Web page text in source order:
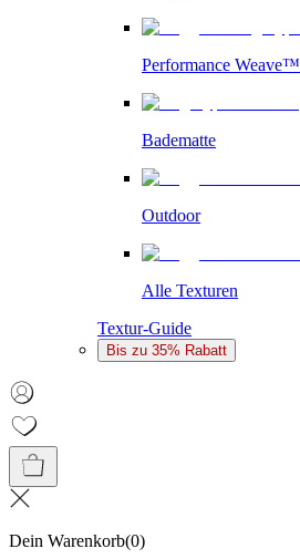
Performance Weave™
Badematte
Outdoor
Alle Texturen
Textur-Guide
Bis zu 35% Rabatt
Dein Warenkorb(0)